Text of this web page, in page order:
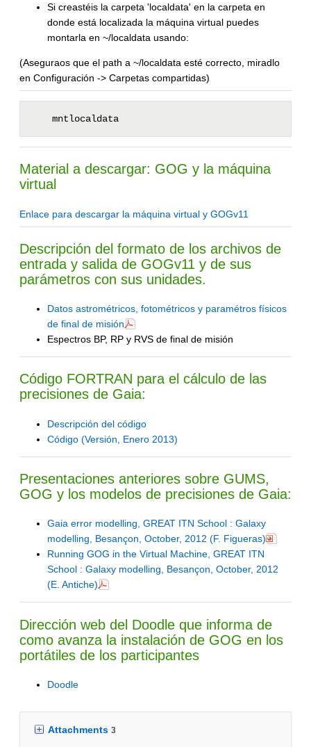
Si creastéis la carpeta 'localdata' en la carpeta en
donde está localizada la máquina virtual puedes
montarla en ~/localdata usando:
(Aseguraos que el path a ~/localdata esté correcto, miradlo
en Configuración -> Carpetas compartidas)
    mntlocaldata
Material a descargar: GOG y la máquina
virtual
Enlace para descargar la máquina virtual y GOGv11
Descripción del formato de los archivos de
entrada y salida de GOGv11 y de sus
parámetros con sus unidades.
Datos astrométricos, fotométricos y paramétros físicos
de final de misión
Espectros BP, RP y RVS de final de misión
Código FORTRAN para el cálculo de las
precisiones de Gaia:
Descripción del código
Código (Versión, Enero 2013)
Presentaciones anteriores sobre GUMS,
GOG y los modelos de precisiones de Gaia:
Gaia error modelling, GREAT ITN School : Galaxy
modelling, Besançon, October, 2012 (F. Figueras)
Running GOG in the Virtual Machine, GREAT ITN
School : Galaxy modelling, Besançon, October, 2012
(E. Antiche)
Dirección web del Doodle que informa de
como avanza la instalación de GOG en los
portátiles de los participantes
Doodle
Attachments 3